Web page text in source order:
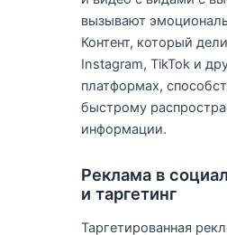
вызывают
Контент, который
Instagram, TikTok и
платформах,
быстрому
информации.
Реклама в
и таргетинг
Таргетированная